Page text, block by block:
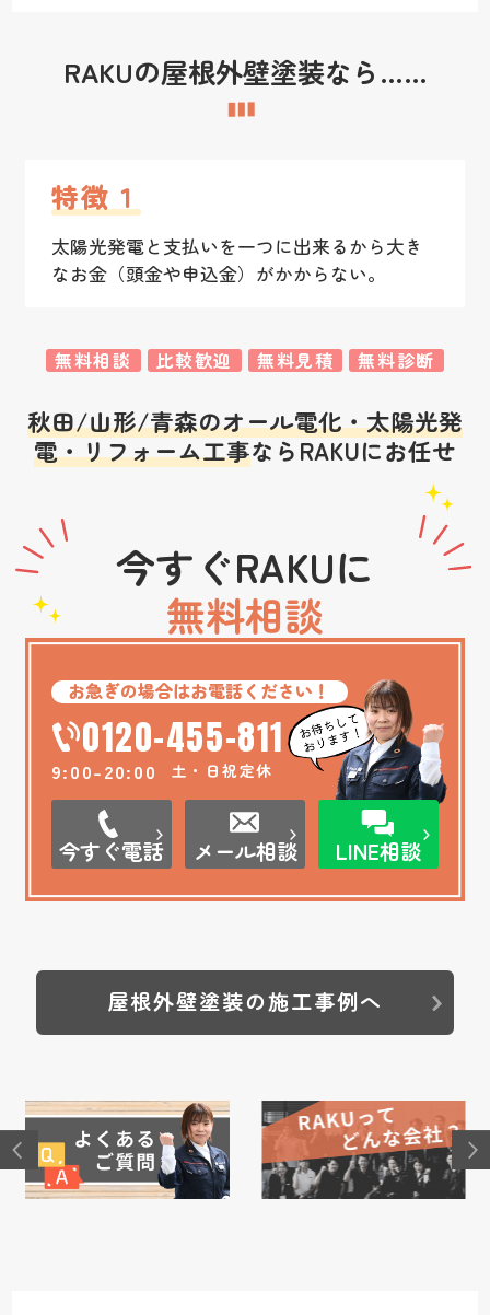
RAKUの屋根外壁塗装なら……
特徴１
太陽光発電と支払いを一つに出来るから大き
なお金（頭金や申込金）がかからない。
無料相談 比較歓迎 無料見積 無料診断
秋田/山形/青森のオール電化・太陽光発
電・リフォーム工事ならRAKUにお任せ
今すぐRAKUに
無料相談
お急ぎの場合はお電話ください！
0120-455-811
9:00-20:00 土・日祝定休
今すぐ電話 メール相談 LINE相談
屋根外壁塗装の施工事例へ